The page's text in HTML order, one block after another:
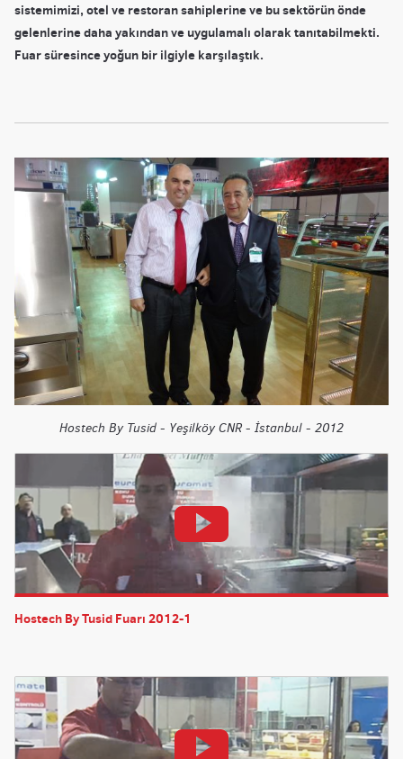
sistemimizi, otel ve restoran sahiplerine ve bu sektörün önde
gelenlerine daha yakından ve uygulamalı olarak tanıtabilmekti.
Fuar süresince yoğun bir ilgiyle karşılaştık.
Hostech By Tusid - Yeşilköy CNR - İstanbul - 2012
Hostech By Tusid Fuarı 2012-1